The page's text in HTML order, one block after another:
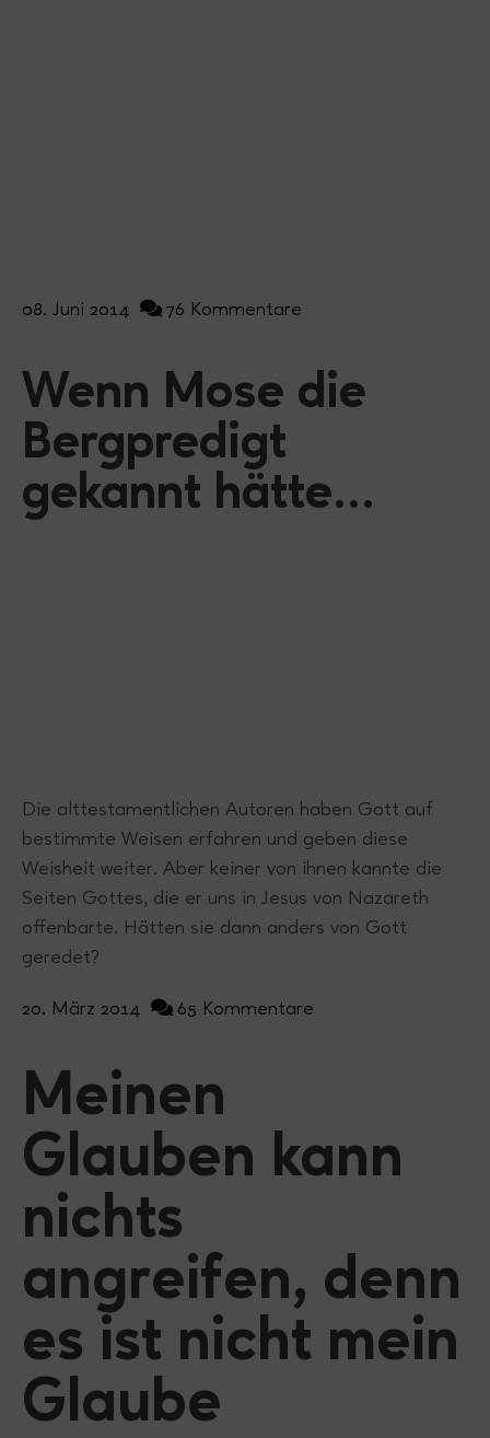
08. Juni 2014 76 Kommentare
Wenn Mose die
Bergpredigt
gekannt hätte...
Die alttestamentlichen Autoren haben Gott auf
bestimmte Weisen erfahren und geben diese
Weisheit weiter. Aber keiner von ihnen kannte die
Seiten Gottes, die er uns in Jesus von Nazareth
offenbarte. Hätten sie dann anders von Gott
geredet?
20. März 2014 65 Kommentare
Meinen
Glauben kann
nichts
angreifen, denn
es ist nicht mein
Glaube